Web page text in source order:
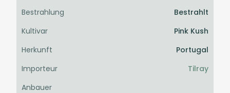
Bestrahlung
Bestrahlt
Kultivar
Pink Kush
Herkunft
Portugal
Importeur
Tilray
Anbauer